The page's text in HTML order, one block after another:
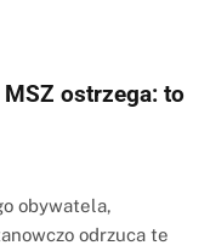
ostrzega: to
obywatela,
odrzuca te